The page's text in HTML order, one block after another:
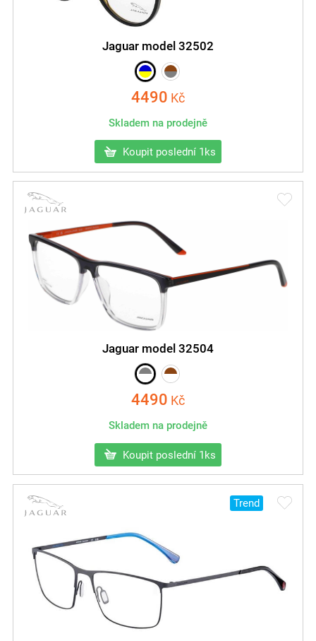
Jaguar model 32502
4490 Kč
Skladem na prodejně
Koupit poslední 1ks
Jaguar model 32504
4490 Kč
Skladem na prodejně
Koupit poslední 1ks
Trend